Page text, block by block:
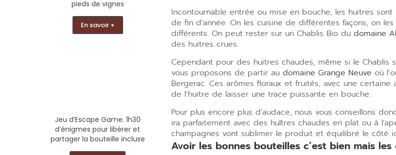
pieds de vignes
En savoir +
Jeu d’Escape Game. 1h30
d’énigmes pour libérer et
partager la bouteille incluse
Incontournable entrée ou mise en bouche, les huitres
de fin d’année. On les cuisine de différentes façons, on
différents. On peut rester sur un Chablis Bio du domaine
des huitres crues.
Cependant pour des huitres chaudes, même si le Chablis
vous proposons de partir au domaine Grange Neuve où
Bergerac. Ces arômes floraux et fruités, avec une
de l’huitre de laisser une trace puissante en bouche.
Pour plus encore plus d’audace, nous vous conseillons
ira parfaitement avec des huîtres chaudes en plat ou à l’
champagnes vont sublimer le produit et équilibré le côté
Avoir les bonnes bouteilles c’est bien mais